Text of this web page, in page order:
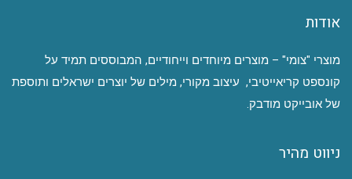
אודות
מוצרי "צומי" – מוצרים מיוחדים וייחודיים, המבוססים תמיד על
קונספט קריאייטיבי, עיצוב מקורי, מילים של יוצרים ישראלים ותוספת
של אובייקט מודבק.
ניווט מהיר